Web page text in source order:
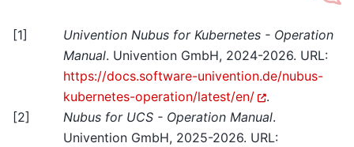
[1]
Univention Nubus for Kubernetes - Operation
Manual. Univention GmbH, 2024-2026. URL:
https://docs.software-univention.de/nubus-
kubernetes-operation/latest/en/
.
[2] Nubus for UCS - Operation Manual.
Univention GmbH, 2025-2026. URL: